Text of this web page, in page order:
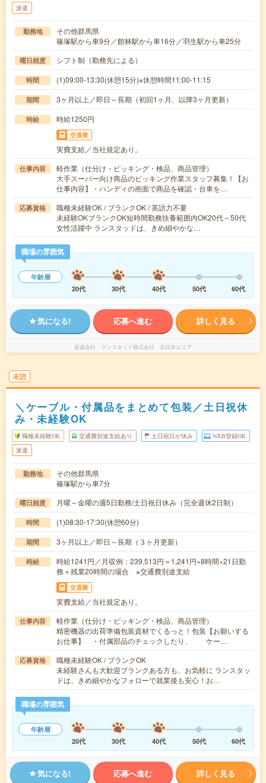
派遣
勤務地
その他群馬県
篠塚駅から車9分／館林駅から車16分／羽生駅から車25分
曜日頻度 シフト制（勤務先による）
時間 (1)09:00-13:30(休憩15分)※休憩時間11:00-11:15
期間 3ヶ月以上／即日～長期（初回1ヶ月、以降3ヶ月更新）
時給 時給1250円
交通費
実費支給／当社規定あり。
仕事内容
軽作業（仕分け・ピッキング・検品、商品管理）
大手スーパー向け商品のピッキング作業スタッフ募集！【お
仕事内容】・ハンディの画面で商品を確認・台車を…
応募資格
職種未経験OK / ブランクOK / 英語力不要
未経験OKブランクOK短時間勤務扶養範囲内OK20代～50代
女性活躍中 ランスタッドは、きめ細やかな…
職場の雰囲気
年齢層
20代
30代 40代 50代 60代
気になる! 応募へ進む 詳しく見る
派遣会社 ランスタッド株式会社 北日本エリア
未読
＼ケーブル・付属品をまとめて包装／土日祝休
み・未経験OK
職種未経験OK 交通費別途支給あり 土日祝日が休み WEB登録OK
派遣
勤務地
その他群馬県
篠塚駅から車7分
曜日頻度 月曜～金曜の週5日勤務/土日祝日休み（完全週休2日制）
時間 (1)08:30-17:30(休憩60分)
期間 3ヶ月以上／即日～長期（３ヶ月更新）
時給
時給1241円／月収例：239,513円＝1,241円×8時間×21日勤
務＋残業20時間の場合 ※交通費別途支給
交通費
実費支給／当社規定あり。
仕事内容
軽作業（仕分け・ピッキング・検品、商品管理）
精密機器の出荷準備包装資材でくるっと！包装【お願いする
お仕事】 ・付属部品のチェックしたり、 ケー…
応募資格
職種未経験OK / ブランクOK
未経験さんも大歓迎ブランクある方も、お気軽に ランスタッ
ドは、きめ細やかなフォローで就業後も安心！お…
職場の雰囲気
年齢層
20代
30代 40代 50代 60代
気になる! 応募へ進む 詳しく見る